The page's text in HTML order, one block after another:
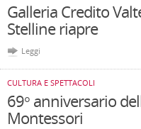
Galleria Credito
Stelline riapre
Leggi
CULTURA E SPETTACOLI
69° anniversario
Montessori